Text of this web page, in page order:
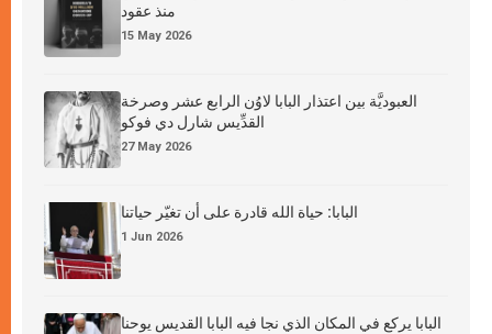
منذ عقود
15 May 2026
العبوديَّة بين اعتذار البابا لاوُن الرابع عشر وصرخة
القدِّيس شارل دي فوكو
27 May 2026
البابا: حياة الله قادرة على أن تغيّر حياتنا
1 Jun 2026
البابا يركع في المكان الذي نجا فيه البابا القديس يوحنا